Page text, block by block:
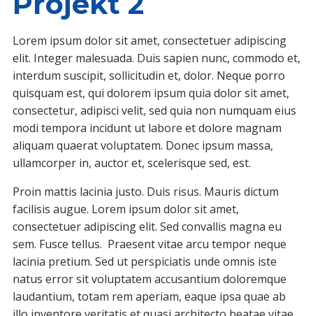
Lorem ipsum dolor sit amet, consectetuer adipiscing
elit. Integer malesuada. Duis sapien nunc, commodo et,
interdum suscipit, sollicitudin et, dolor. Neque porro
quisquam est, qui dolorem ipsum quia dolor sit amet,
consectetur, adipisci velit, sed quia non numquam eius
modi tempora incidunt ut labore et dolore magnam
aliquam quaerat voluptatem. Donec ipsum massa,
ullamcorper in, auctor et, scelerisque sed, est.
Proin mattis lacinia justo. Duis risus. Mauris dictum
facilisis augue. Lorem ipsum dolor sit amet,
consectetuer adipiscing elit. Sed convallis magna eu
sem. Fusce tellus. Praesent vitae arcu tempor neque
lacinia pretium. Sed ut perspiciatis unde omnis iste
natus error sit voluptatem accusantium doloremque
laudantium, totam rem aperiam, eaque ipsa quae ab